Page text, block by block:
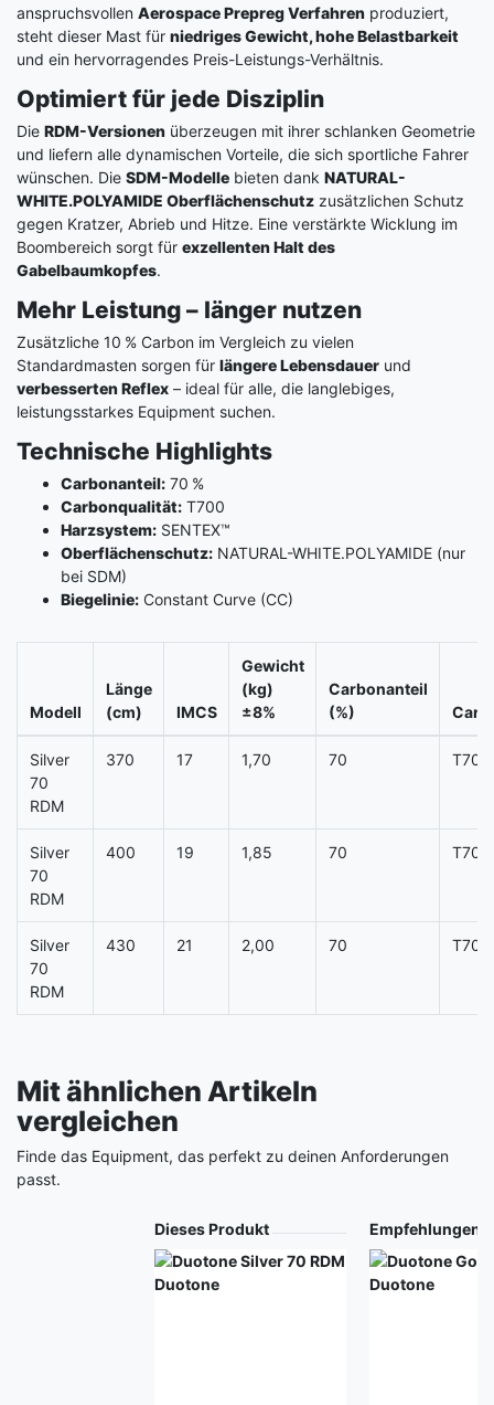
anspruchsvollen Aerospace Prepreg Verfahren produziert,
steht dieser Mast für niedriges Gewicht, hohe Belastbarkeit
und ein hervorragendes Preis-Leistungs-Verhältnis.
Optimiert für jede Disziplin
Die RDM-Versionen überzeugen mit ihrer schlanken Geometrie
und liefern alle dynamischen Vorteile, die sich sportliche Fahrer
wünschen. Die SDM-Modelle bieten dank NATURAL-
WHITE.POLYAMIDE Oberflächenschutz zusätzlichen Schutz
gegen Kratzer, Abrieb und Hitze. Eine verstärkte Wicklung im
Boombereich sorgt für exzellenten Halt des
Gabelbaumkopfes.
Mehr Leistung – länger nutzen
Zusätzliche 10 % Carbon im Vergleich zu vielen
Standardmasten sorgen für längere Lebensdauer und
verbesserten Reflex – ideal für alle, die langlebiges,
leistungsstarkes Equipment suchen.
Technische Highlights
Carbonanteil: 70 %
Carbonqualität: T700
Harzsystem: SENTEX™
Oberflächenschutz: NATURAL-WHITE.POLYAMIDE (nur
bei SDM)
Biegelinie: Constant Curve (CC)
Modell
Länge
(cm)
IMCS
Gewicht
(kg)
±8%
Carbonanteil
(%)
Silver
70
RDM
370 17 1,70 70 T700
Silver
70
RDM
400 19 1,85 70 T700
Silver
70
RDM
430 21 2,00 70 T700
Mit ähnlichen Artikeln
vergleichen
Finde das Equipment, das perfekt zu deinen Anforderungen
passt.
Dieses Produkt Empfehlungen